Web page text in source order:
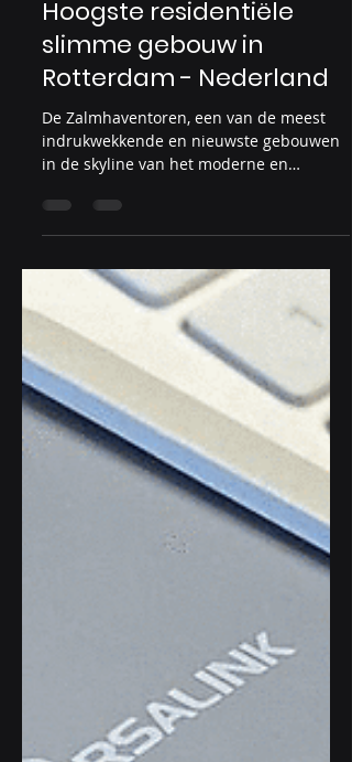
24 nov 2022
De Zalmhaventoren:
Hoogste residentiële
slimme gebouw in
Rotterdam - Nederland
indrukwekkende en nieuwste gebouwen
in de skyline van het moderne en
innovatieve Gemeente Rotterdam -...